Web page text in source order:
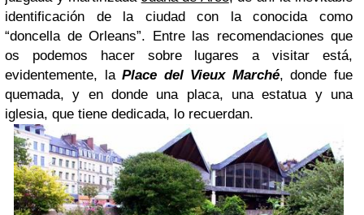
identificación de la ciudad con la conocida como
“doncella de Orleans”. Entre las recomendaciones que
os podemos hacer sobre lugares a visitar está,
evidentemente, laPlace del Vieux Marché, donde fue
quemada, y en donde una placa, una estatua y una
iglesia, que tiene dedicada, lo recuerdan.